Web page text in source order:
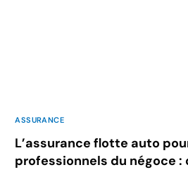
ASSURANCE
L’assurance flotte auto
professionnels du négoce :